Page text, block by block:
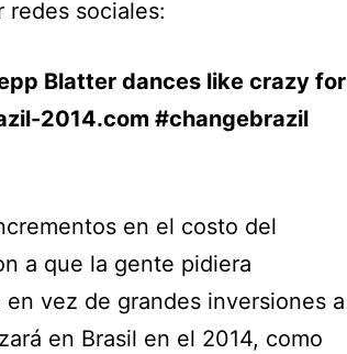
redes sociales:
Blatter dances like crazy for
2014.com #changebrazil
en el costo del
a que la gente pidiera
vez de grandes inversiones a
en Brasil en el 2014, como